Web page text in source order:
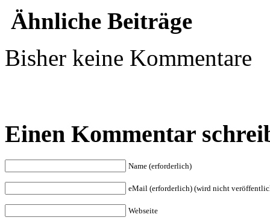
Ähnliche Beiträge
Bisher keine Kommentare
Einen Kommentar
Name (erforderlich)
eMail (erforderlich) (wird nicht
Webseite